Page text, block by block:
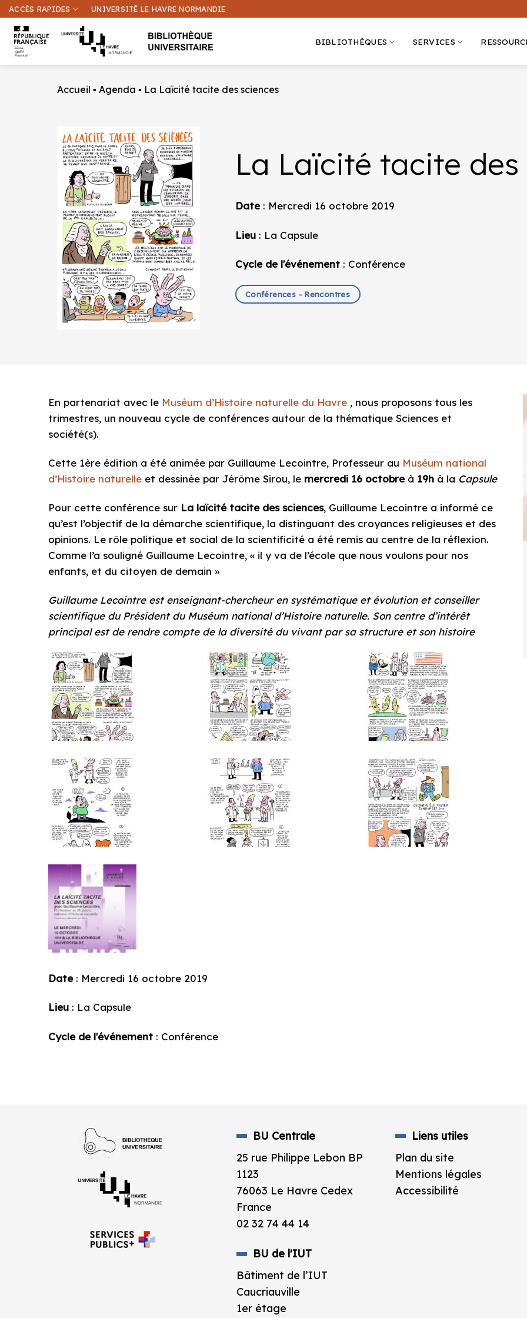
Passer
au
contenu
ACCÈS RAPIDES UNIVERSITÉ LE HAVRE NORMANDIE
BIBLIOTHÈQUES SERVICES
Accueil ▪Agenda ▪ La Laïcité tacite des sciences
La Laïcité tacite des
Date: Mercredi 16 octobre 2019
Lieu: La Capsule
Cycle de l'événement: Conférence
Conférences - Rencontres
En partenariat avec le Muséum d’Histoire naturelle du Havre , nous proposons tous les
trimestres, un nouveau cycle de conférences autour de la thématique Sciences et
société(s).
Cette 1ère édition a été animée par Guillaume Lecointre, Professeur au Muséum national
d’Histoire naturelle et dessinée par Jérôme Sirou, le mercredi 16 octobreà 19h à la Capsule
Pour cette conférence sur La laïcité tacite des sciences, Guillaume Lecointre a informé ce
qu’est l’objectif de la démarche scientifique, la distinguant des croyances religieuses et des
opinions. Le rôle politique et social de la scientificité a été remis au centre de la réflexion.
Comme l’a souligné Guillaume Lecointre, « il y va de l’école que nous voulons pour nos
enfants, et du citoyen de demain »
Guillaume Lecointre est enseignant-chercheur en systématique et évolution et conseiller
scientifique du Président du Muséum national d’Histoire naturelle. Son centre d’intérêt
principal est de rendre compte de la diversité du vivant par sa structure et son histoire
Date: Mercredi 16 octobre 2019
Lieu : La Capsule
Cycle de l'événement : Conférence
BU Centrale
25 rue Philippe Lebon BP
1123
76063 Le Havre Cedex
France
02 32 74 44 14
BU de l'IUT
Bâtiment de l’IUT
Caucriauville
1er étage
Liens utiles
Plan du site
Mentions légales
Accessibilité